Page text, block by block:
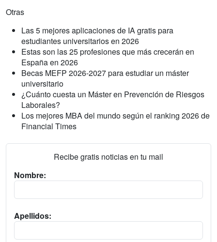
Otras
Las 5 mejores aplicaciones de IA gratis para
estudiantes universitarios en 2026
Estas son las 25 profesiones que más crecerán en
España en 2026
Becas MEFP 2026-2027 para estudiar un máster
universitario
¿Cuánto cuesta un Máster en Prevención de Riesgos
Laborales?
Los mejores MBA del mundo según el ranking 2026 de
Financial Times
Recibe gratis noticias en tu mail
Nombre:
Apellidos: